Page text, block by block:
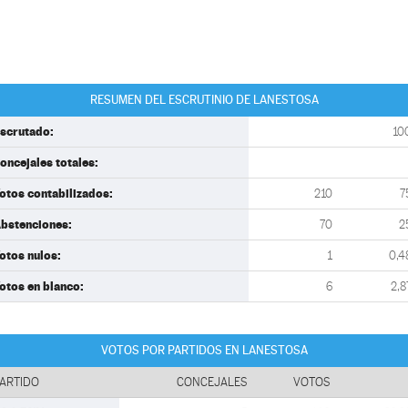
RESUMEN DEL ESCRUTINIO DE LANESTOSA
totales:
contabilizados: 210
70
nulos: 1
en blanco: 6
VOTOS POR PARTIDOS EN LANESTOSA
CONCEJALES VOTOS